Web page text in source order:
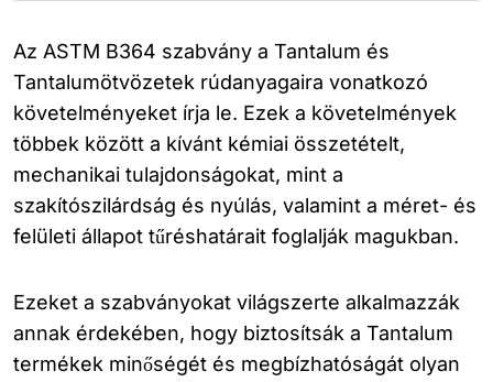
Az ASTM B364 szabvány a Tantalum és
Tantalumötvözetek rúdanyagaira vonatkozó
követelményeket írja le. Ezek a követelmények
többek között a kívánt kémiai összetételt,
mechanikai tulajdonságokat, mint a
szakítószilárdság és nyúlás, valamint a méret- és
felületi állapot tűréshatárait foglalják magukban.
Ezeket a szabványokat világszerte alkalmazzák
annak érdekében, hogy biztosítsák a Tantalum
termékek minőségét és megbízhatóságát olyan